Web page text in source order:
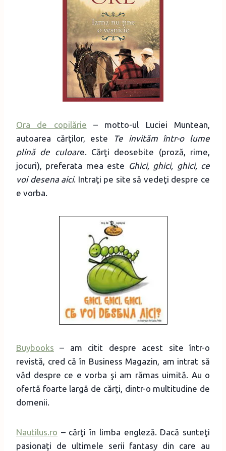
Ora de copilărie – motto-ul Luciei Muntean,
autoarea cărţilor, este
Te invităm într-o lume
plină de culoare. Cărţi deosebite (proză, rime,
jocuri), preferata mea este Ghici, ghici, ghici, ce
voi desena aici. Intraţi pe site să vedeţi despre ce
e vorba.
Buybooks – am citit despre acest site într-o
revistă, cred că în Business Magazin, am intrat să
văd despre ce e vorba şi am rămas uimită. Au o
ofertă foarte largă de cărţi, dintr-o multitudine de
domenii.
Nautilus.ro – cărţi în limba engleză. Dacă sunteţi
pasionaţi de ultimele serii fantasy din care au